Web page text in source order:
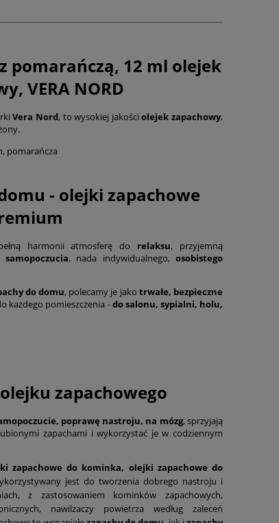
pomarańczą, 12 ml olejek
VERA NORD
Vera Nord, to wysokiej jakościolejek zapachowy,
pomarańcza
- olejki zapachowe
harmonii atmosferę do relaksu, przyjemną
samopoczucia, nada indywidualnego, osobistego
do domu, polecamy je jako trwałe, bezpieczne
każdego pomieszczenia -do salonu, sypialni, holu,
zapachowego
poprawę nastroju, na mózg, sprzyjają
zapachami i wykorzystać je w codziennym
zapachowe do kominka, olejki zapachowe do
jest do tworzenia dobrego nastroju i
z zastosowaniem kominków zapachowych,
nawilżaczy powietrza według zaleceń